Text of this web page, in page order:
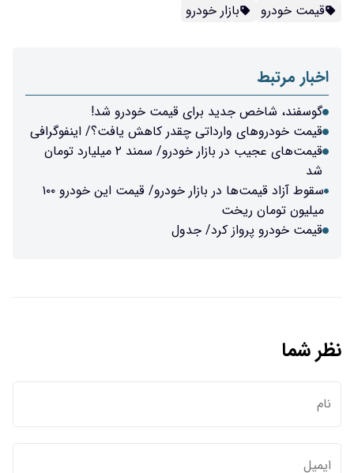
قیمت خودرو بازار خودرو
اخبار مرتبط
گوسفند، شاخص جدید برای قیمت خودرو شد!
قیمت‌ خودروهای وارداتی‌ چقدر کاهش یافت؟/ اینفوگرافی
قیمت‌های عجیب در بازار خودرو/ سمند ۲ میلیارد تومان
شد
سقوط آزاد قیمت‌ها در بازار خودرو/ قیمت این خودرو ۱۰۰
میلیون تومان ریخت
قیمت خودرو پرواز کرد/ جدول
نظر شما